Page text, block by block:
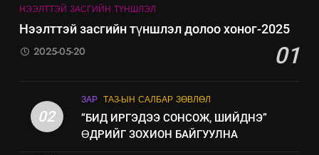
Мэдээлэл хариуцагчийн
явуулж байгаа үйл ажиллагаа,
технологийн хүн, мал, амьтны
эрүүл мэнд, байгаль орчинд
үзүүлэх буюу үзүүлж байгаа
НЭЭЛТТЭЙ ЗАСГИЙН ТҮНШЛЭЛ
Нээлттэй засгийн түншлэл долоо хоног-2025
01
2025-05-20
02
ЗАР ТАЗ-ЫН САЛБАР ЗӨВЛӨЛ
“БИД ИРГЭДЭЭ СОНСОЖ, ШИЙДНЭ”
ӨДРИЙГ ЗОХИОН БАЙГУУЛНА